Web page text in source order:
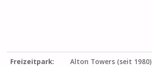
Freizeitpark: Alton Towers (seit 1980)